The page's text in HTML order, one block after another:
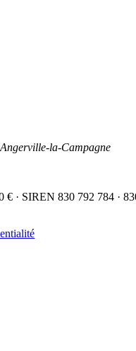
la-Campagne
€ · SIREN830 792 784 ·